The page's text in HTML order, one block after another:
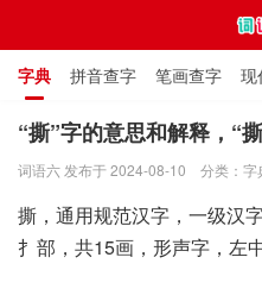
字典 拼音查字 笔画查字 现
通用规范汉字表 叠字大全 独
“撕”字的意思和解释，“
词语六 发布于 2024-08-10 分类： 字
撕，通用规范汉字，一级汉
扌部，共15画，形声字，左